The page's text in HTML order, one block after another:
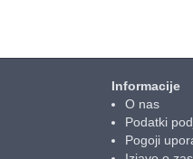
Informacije
O nas
Podatki
Pogoji